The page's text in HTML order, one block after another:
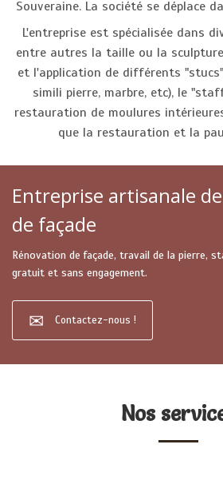
Souveraine. La société se déplace
L'entreprise est spécialisée dans
entre autres la taille ou la
et l'application de différents
simili pierre, marbre, etc), le
restauration de moulures
que la restauration et la
Entreprise artisanale
de façade
Rénovation de façade, travail de la pierre,
gratuit et sans engagement.
Contactez-nous !
Nos